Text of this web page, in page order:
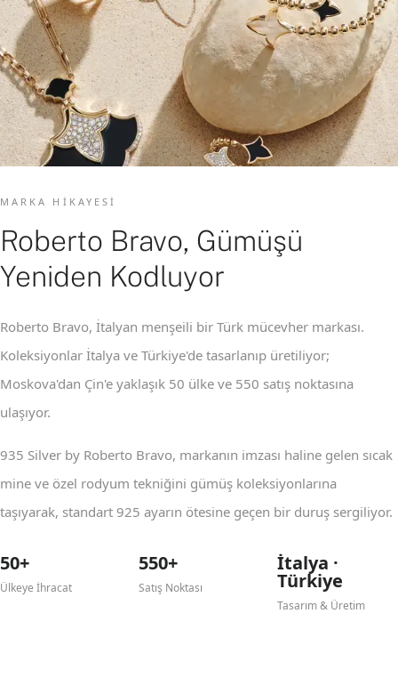
MARKA HIKAYESI
Roberto Bravo, Gümüşü
Yeniden Kodluyor
Roberto Bravo, İtalyan menşeili bir Türk mücevher markası.
Koleksiyonlar İtalya ve Türkiye'de tasarlanıp üretiliyor;
Moskova'dan Çin'e yaklaşık 50 ülke ve 550 satış noktasına
ulaşıyor.
935 Silver by Roberto Bravo, markanın imzası haline gelen sıcak
mine ve özel rodyum tekniğini gümüş koleksiyonlarına
taşıyarak, standart 925 ayarın ötesine geçen bir duruş sergiliyor.
50+
Ülkeye İhracat
550+
Satış Noktası
İtalya ·
Türkiye
Tasarım & Üretim